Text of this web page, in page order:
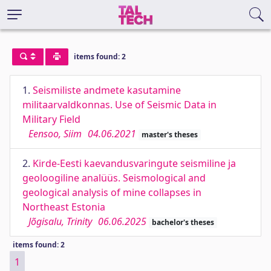
items found: 2
1. Seismiliste andmete kasutamine
militaarvaldkonnas. Use of Seismic Data in
Military Field
Eensoo, Siim 04.06.2021 master's theses
2. Kirde-Eesti kaevandusvaringute seismiline ja
geoloogiline analüüs. Seismological and
geological analysis of mine collapses in
Northeast Estonia
Jõgisalu, Trinity 06.06.2025 bachelor's theses
items found: 2
1